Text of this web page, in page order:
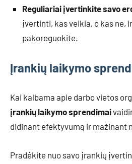
Reguliariai įvertinkite savo
įvertinti, kas veikia, o kas ne,
pakoreguokite.
Įrankių laikymo
Kai kalbama apie darbo vietos
įrankių laikymo sprendimai
didinant efektyvumą ir mažinant
Pradėkite nuo savo įrankių